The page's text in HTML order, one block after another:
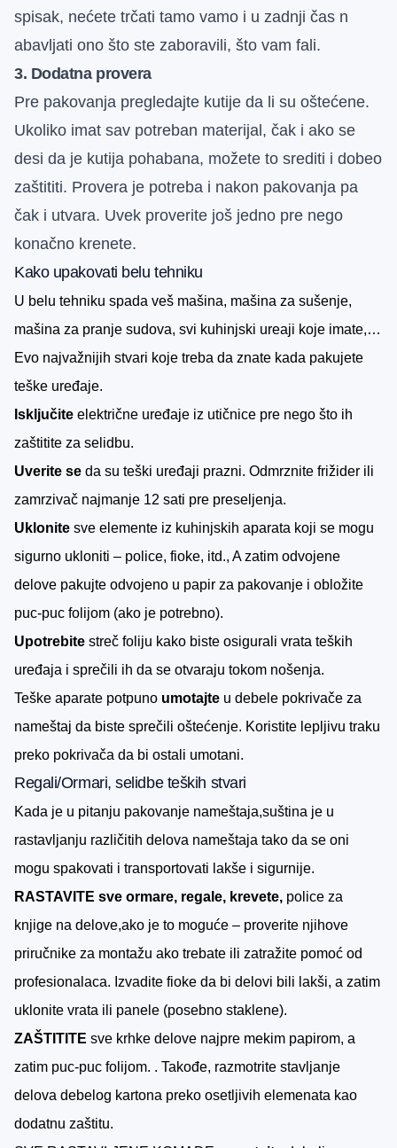
spisak, nećete trčati tamo vamo i u zadnji čas n
abavljati ono što ste zaboravili, što vam fali.
3. Dodatna provera
Pre pakovanja pregledajte kutije da li su oštećene.
Ukoliko imat sav potreban materijal, čak i ako se
desi da je kutija pohabana, možete to srediti i dobeo
zaštititi. Provera je potreba i nakon pakovanja pa
čak i utvara. Uvek proverite još jedno pre nego
konačno krenete.
Kako upakovati belu tehniku
U belu tehniku spada veš mašina, mašina za sušenje,
mašina za pranje sudova, svi kuhinjski ureaji koje imate,…
Evo najvažnijih stvari koje treba da znate kada pakujete
teške uređaje.
Isključite električne uređaje iz utičnice pre nego što ih
zaštitite za selidbu.
Uverite se da su teški uređaji prazni. Odmrznite frižider ili
zamrzivač najmanje 12 sati pre preseljenja.
Uklonite sve elemente iz kuhinjskih aparata koji se mogu
sigurno ukloniti – police, fioke, itd., A zatim odvojene
delove pakujte odvojeno u papir za pakovanje i obložite
puc-puc folijom (ako je potrebno).
Upotrebite streč foliju kako biste osigurali vrata teških
uređaja i sprečili ih da se otvaraju tokom nošenja.
Teške aparate potpuno umotajte u debele pokrivače za
nameštaj da biste sprečili oštećenje. Koristite lepljivu traku
preko pokrivača da bi ostali umotani.
Regali/Ormari,selidbeteških stvari
Kada je u pitanju pakovanje nameštaja,suština je u
rastavljanju različitih delova nameštaja tako da se oni
mogu spakovati i transportovati lakše i sigurnije.
RASTAVITE sve ormare, regale, krevete, police za
knjige na delove,ako je to moguće – proverite njihove
priručnike za montažu ako trebate ili zatražite pomoć od
profesionalaca. Izvadite fioke da bi delovi bili lakši, a zatim
uklonite vrata ili panele (posebno staklene).
ZAŠTITITE sve krhke delove najpre mekim papirom, a
zatim puc-puc folijom. . Takođe, razmotrite stavljanje
delova debelog kartona preko osetljivih elemenata kao
dodatnu zaštitu.